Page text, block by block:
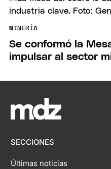
MINERÍA
Se conformó la
impulsar al sector
SECCIONES
Últimas noticias